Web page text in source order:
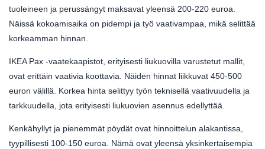
tuoleineen ja perussängyt maksavat yleensä 200-220 euroa.
Näissä kokoamisaika on pidempi ja työ vaativampaa, mikä selittää
korkeamman hinnan.
IKEA Pax -vaatekaapistot, erityisesti liukuovilla varustetut mallit,
ovat erittäin vaativia koottavia. Näiden hinnat liikkuvat 450-500
euron välillä. Korkea hinta selittyy työn teknisellä vaativuudella ja
tarkkuudella, jota erityisesti liukuovien asennus edellyttää.
Kenkähyllyt ja pienemmät pöydät ovat hinnoittelun alakantissa,
tyypillisesti 100-150 euroa. Nämä ovat yleensä yksinkertaisempia